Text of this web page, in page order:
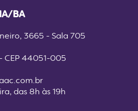
BA
3665 - Sala 705
CEP 44051-005
das 8h às 19h